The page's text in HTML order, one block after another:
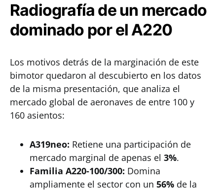
Radiografía de un mercado
dominado por el A220
Los motivos detrás de la marginación de este
bimotor quedaron al descubierto en los datos
de la misma presentación, que analiza el
mercado global de aeronaves de entre 100 y
160 asientos:
A319neo: Retiene una participación de
mercado marginal de apenas el 3%.
Familia A220-100/300: Domina
ampliamente el sector con un 56% de la